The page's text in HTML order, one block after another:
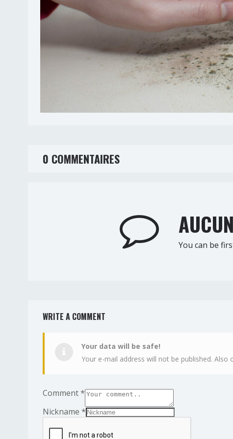
0 COMMENTAIRES
You can be
WRITE A COMMENT
Your data will be safe!
Your e-mail address will not be published.
Comment*
Nickname *